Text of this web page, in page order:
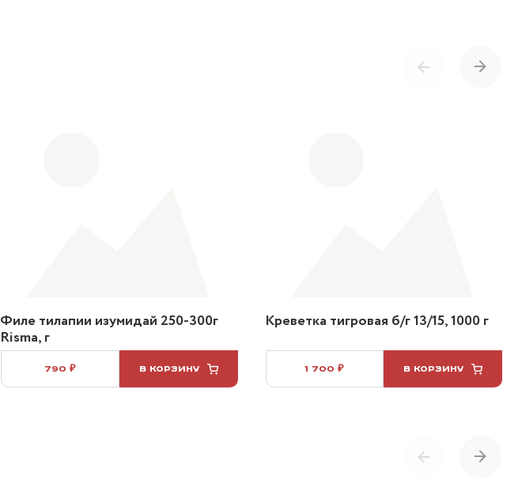
Филе тилапии изумидай 250-300г
Risma, г
790 ₽ В КОРЗИНУ
Креветка тигровая б/г 13/15, 1000 г
1 700 ₽ В КОРЗИНУ